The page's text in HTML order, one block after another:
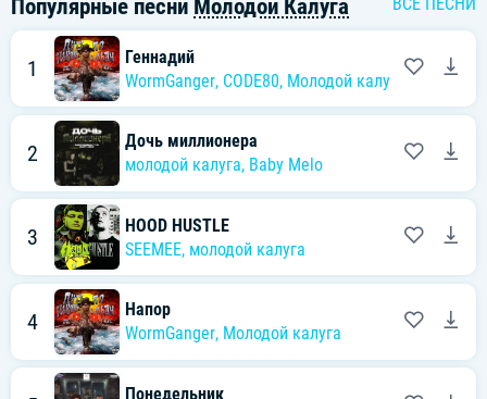
Популярные песни Молодой Калуга
1
Геннадий
WormGanger, CODE80, Молодой калуга
2
Дочь миллионера
молодой калуга, Baby Melo
3
HOOD HUSTLE
SEEMEE, молодой калуга
4
Напор
WormGanger, Молодой калуга
Понедельник